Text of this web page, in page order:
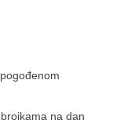
na dan